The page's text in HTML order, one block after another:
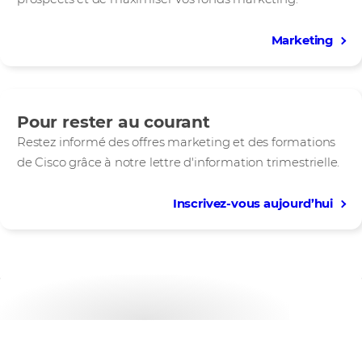
Marketing
Pour rester au courant
Restez informé des offres marketing et des formations
de Cisco grâce à notre lettre d'information trimestrielle.
Inscrivez-vous aujourd’hui